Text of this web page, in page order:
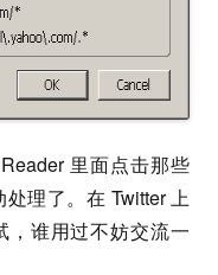
里面点击那些
处理了。在 Twitter 上
，谁用过不妨交流一